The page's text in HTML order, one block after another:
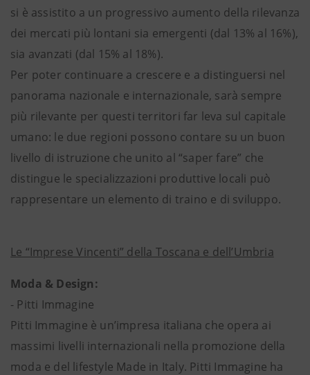
si è assistito a un progressivo aumento della rilevanza
dei mercati più lontani sia emergenti (dal 13% al 16%),
sia avanzati (dal 15% al 18%).
Per poter continuare a crescere e a distinguersi nel
panorama nazionale e internazionale, sarà sempre
più rilevante per questi territori far leva sul capitale
umano: le due regioni possono contare su un buon
livello di istruzione che unito al “saper fare” che
distingue le specializzazioni produttive locali può
rappresentare un elemento di traino e di sviluppo.
Le “Imprese Vincenti” della Toscana e dell’Umbria
Moda & Design:
- Pitti Immagine
Pitti Immagine è un’impresa italiana che opera ai
massimi livelli internazionali nella promozione della
moda e del lifestyle Made in Italy. Pitti Immagine ha